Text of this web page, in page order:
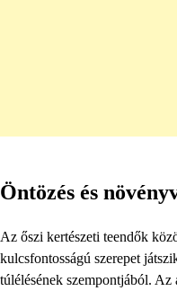
Öntözés és
Az őszi kertészeti teendők
kulcsfontosságú szerepet
túlélésének szempontjából.